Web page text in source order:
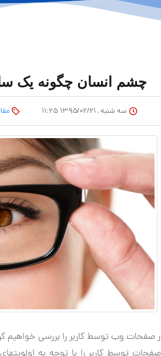
چشم انسان چگونه یک
سه شنبه , ۱۳۹۵/۰۲/۲۱ ۱۱:۲۵
صفحات وب توسط کاربر را بررسی خواهیم